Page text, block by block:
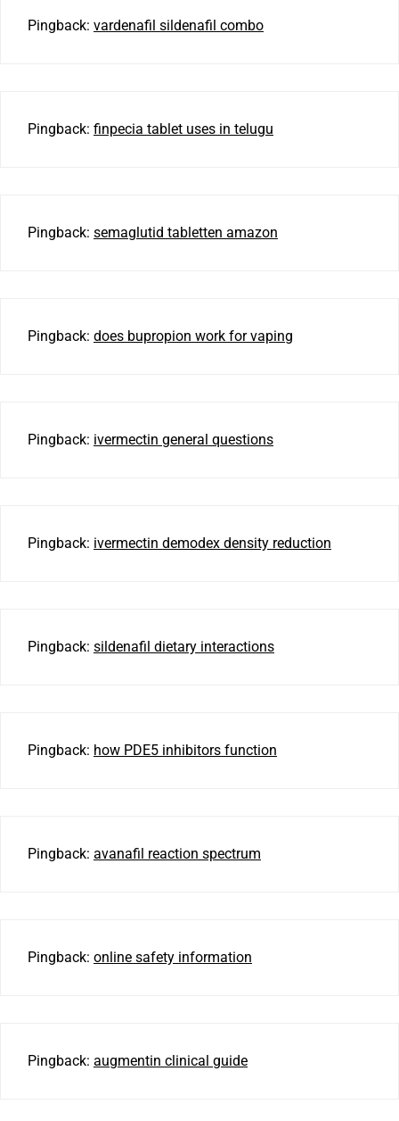
Pingback: vardenafil sildenafil combo
Pingback: finpecia tablet uses in telugu
Pingback: semaglutid tabletten amazon
Pingback: does bupropion work for vaping
Pingback: ivermectin general questions
Pingback: ivermectin demodex density reduction
Pingback: sildenafil dietary interactions
Pingback: how PDE5 inhibitors function
Pingback: avanafil reaction spectrum
Pingback: online safety information
Pingback: augmentin clinical guide